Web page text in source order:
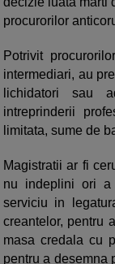
procurorilor
Potrivit
intermediari, au
lichidatori sau
intreprinderii
limitata, sume de
Magistratii ar fi
nu indeplini ori a
serviciu in
creantelor, pentru
masa credala cu
pentru a desemna